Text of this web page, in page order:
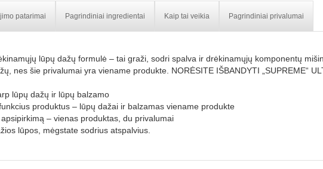
patarimai Pagrindiniai ingredientai Kaip tai veikia Pagrindiniai privalumai
lūpų dažų formulė – tai graži, sodri spalva ir drėkinamųjų komponentų
nes šie privalumai yra viename produkte. NORĖSITE IŠBANDYTI „SUPREME“
lūpų dažų ir lūpų balzamo
produktus – lūpų dažai ir balzamas viename produkte
– vienas produktas, du privalumai
lūpos, mėgstate sodrius atspalvius.